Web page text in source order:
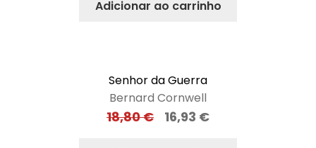
Adicionar ao carrinho
Senhor da Guerra
Bernard Cornwell
18,80€ 16,93 €